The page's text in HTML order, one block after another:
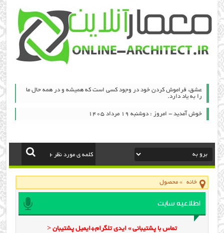
عشق، فراموش كردن خود در وجود كسی است كه همیشه و در همه حال ما
را به یاد دارد.
خوش آمدید - امروز : دوشنبه ۱۹ مرداد ۱۴۰۵
خانه »محصول
اطلاعیه سایت
تماس با پشتیبانی » ایدی تلگرام+ایمیل پشتیبان <